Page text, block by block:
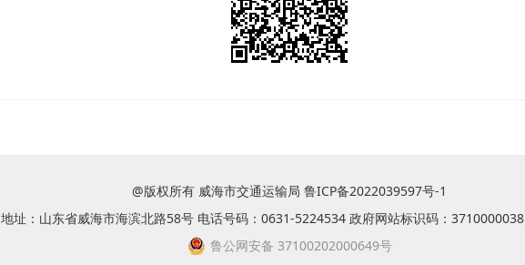
@版权所有 威海市交通运输局 鲁ICP备2022039597号-1
地址：山东省威海市海滨北路58号 电话号码：0631-5224534 政府网站标识码：3710000038
鲁公网安备 37100202000649号